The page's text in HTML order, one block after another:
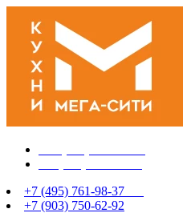
+7 (495) 761-98-37
+7 (903) 750-62-92